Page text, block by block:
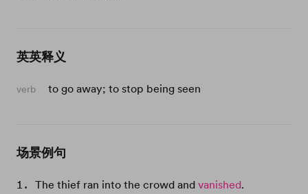
英英释义
verb to go away; to stop being seen
场景例句
The thief ran into the crowd andvanished.